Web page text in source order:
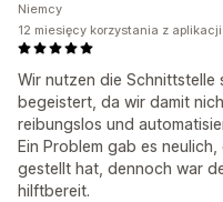
Wir nutzen die Schnittstelle
begeistert, da wir damit
reibungslos und
Ein Problem gab es
gestellt hat, dennoch war
hilftbereit.
Niemcy
12 miesięcy korzystania z aplikacji